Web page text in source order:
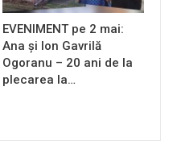
EVENIMENT pe 2 mai:
Ana și Ion Gavrilă
Ogoranu – 20 ani de la
plecarea la…